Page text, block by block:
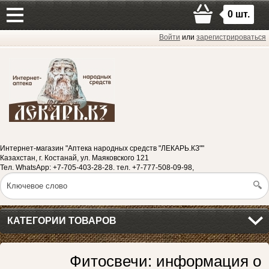
Войти или зарегистрироваться
Интернет-магазин "Аптека народных средств "ЛЕКАРЬ.КЗ""
Казахстан, г. Костанай, ул. Маяковского 121
Тел. WhatsApp: +7-705-403-28-28. тел. +7-777-508-09-98,
0 шт.
КАТЕГОРИИ ТОВАРОВ
Фитосвечи: информация о